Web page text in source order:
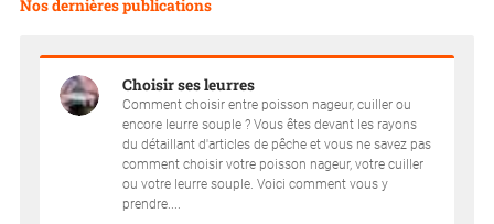
Nos dernières publications
Choisir ses leurres
Comment choisir entre poisson nageur, cuiller ou
encore leurre souple ? Vous êtes devant les rayons
du détaillant d'articles de pêche et vous ne savez pas
comment choisir votre poisson nageur, votre cuiller
ou votre leurre souple. Voici comment vous y
prendre....